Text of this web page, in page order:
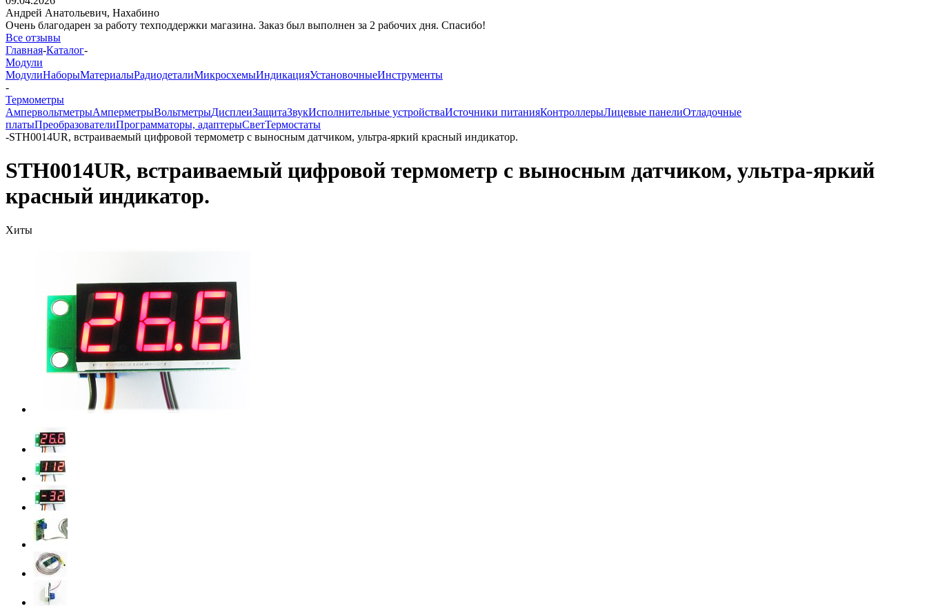
Андрей Анатольевич, Нахабино
Очень благодарен за работу техподдержки магазина. Заказ был выполнен за 2 рабочих дня. Спасибо!
Все отзывы
Главная-Каталог-
Модули
МодулиНаборыМатериалыРадиодеталиМикросхемыИндикацияУстановочныеИнструменты
-
Термометры
АмпервольтметрыАмперметрыВольтметрыДисплеиЗащитаЗвукИсполнительные устройстваИсточники питанияКонтроллерыЛицевые панелиОтладочные
платыПреобразователиПрограмматоры, адаптерыСветТермостаты
-STH0014UR, встраиваемый цифровой термометр с выносным датчиком, ультра-яркий красный индикатор.
STH0014UR, встраиваемый цифровой термометр с выносным датчиком, ультра-яркий
красный индикатор.
Хиты